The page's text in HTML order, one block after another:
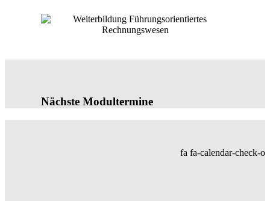
Nächste Modultermine
fa fa-calendar-check-o